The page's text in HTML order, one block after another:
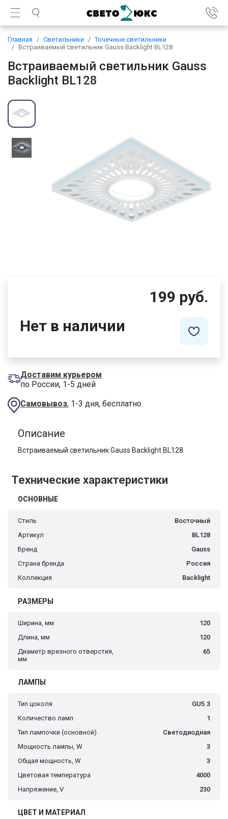
Главная Светильники
Точечные светильники
Встраиваемый светильник Gauss Backlight BL128
Встраиваемый светильник Gauss
Backlight BL128
199 руб.
Нет в наличии
Доставим курьером
по России, 1-5 дней
Самовывоз, 1-3 дня, бесплатно
Описание
Встраиваемый светильник Gauss Backlight BL128
Технические характеристики
ОСНОВНЫЕ
Стиль
Восточный
Артикул
BL128
Бренд
Gauss
Страна бренда
Россия
Коллекция
Backlight
РАЗМЕРЫ
Ширина, мм
120
Длина, мм
120
Диаметр врезного отверстия,
мм
65
ЛАМПЫ
Тип цоколя
GU5.3
Количество ламп
1
Тип лампочки (основной)
Светодиодная
Мощность лампы, W
3
Общая мощность, W
3
Цветовая температура
4000
Напряжение, V
230
ЦВЕТ И МАТЕРИАЛ